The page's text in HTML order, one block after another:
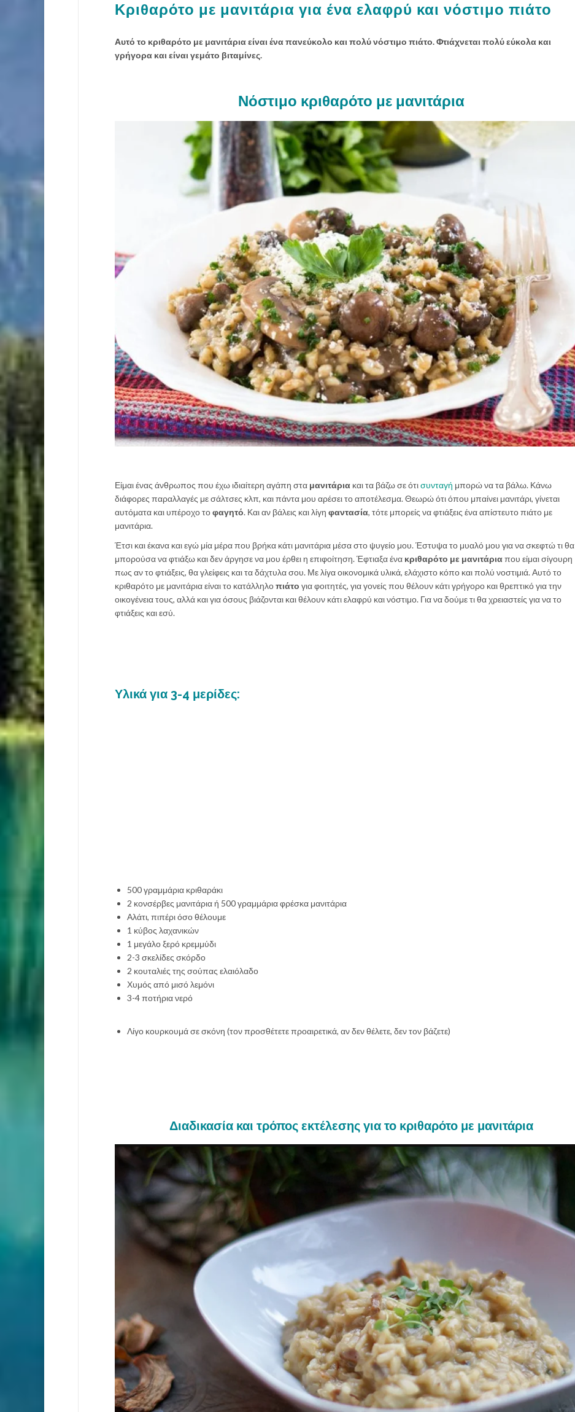
Κριθαρότο με μανιτάρια για ένα ελαφρύ και νόστιμο πιάτο
Αυτό το κριθαρότο με μανιτάρια είναι ένα πανεύκολο και πολύ νόστιμο πιάτο. Φτιάχνεται πολύ εύκολα και
γρήγορα και είναι γεμάτο βιταμίνες.
Νόστιμο κριθαρότο με μανιτάρια
Είμαι ένας άνθρωπος που έχω ιδιαίτερη αγάπη στα μανιτάρια και τα βάζω σε ότισυνταγή μπορώ να τα βάλω. Κάνω
διάφορες παραλλαγές με σάλτσες κλπ, και πάντα μου αρέσει το αποτέλεσμα. Θεωρώ ότι όπου μπαίνει μανιτάρι, γίνεται
αυτόματα και υπέροχο τοφαγητό. Και αν βάλεις και λίγη φαντασία, τότε μπορείς να φτιάξεις ένα απίστευτο πιάτο με
μανιτάρια.
Έτσι και έκανα και εγώ μία μέρα που βρήκα κάτι μανιτάρια μέσα στο ψυγείο μου. Έστυψα το μυαλό μου για να σκεφτώ τι θα
μπορούσα να φτιάξω και δεν άργησε να μου έρθει η επιφοίτηση. Έφτιαξα ένα κριθαρότο με μανιτάριαπου είμαι σίγουρη
πως αν το φτιάξεις, θα γλείφεις και τα δάχτυλα σου. Με λίγα οικονομικά υλικά, ελάχιστο κόπο και πολύ νοστιμιά. Αυτό το
κριθαρότο με μανιτάρια είναι το κατάλληλοπιάτο για φοιτητές, για γονείς που θέλουν κάτι γρήγορο και θρεπτικό για την
οικογένεια τους, αλλά και για όσους βιάζονται και θέλουν κάτι ελαφρύ και νόστιμο. Για να δούμε τι θα χρειαστείς για να το
φτιάξεις και εσύ.
Υλικά για 3-4 μερίδες:
500 γραμμάρια κριθαράκι
2 κονσέρβες μανιτάρια ή 500 γραμμάρια φρέσκα μανιτάρια
Αλάτι, πιπέρι όσο θέλουμε
1 κύβος λαχανικών
1 μεγάλο ξερό κρεμμύδι
2-3 σκελίδες σκόρδο
2 κουταλιές της σούπας ελαιόλαδο
Χυμός από μισό λεμόνι
3-4 ποτήρια νερό
Λίγο κουρκουμά σε σκόνη (τον προσθέτετε προαιρετικά, αν δεν θέλετε, δεν τον βάζετε)
Διαδικασία και τρόπος εκτέλεσης για το κριθαρότο με μανιτάρια